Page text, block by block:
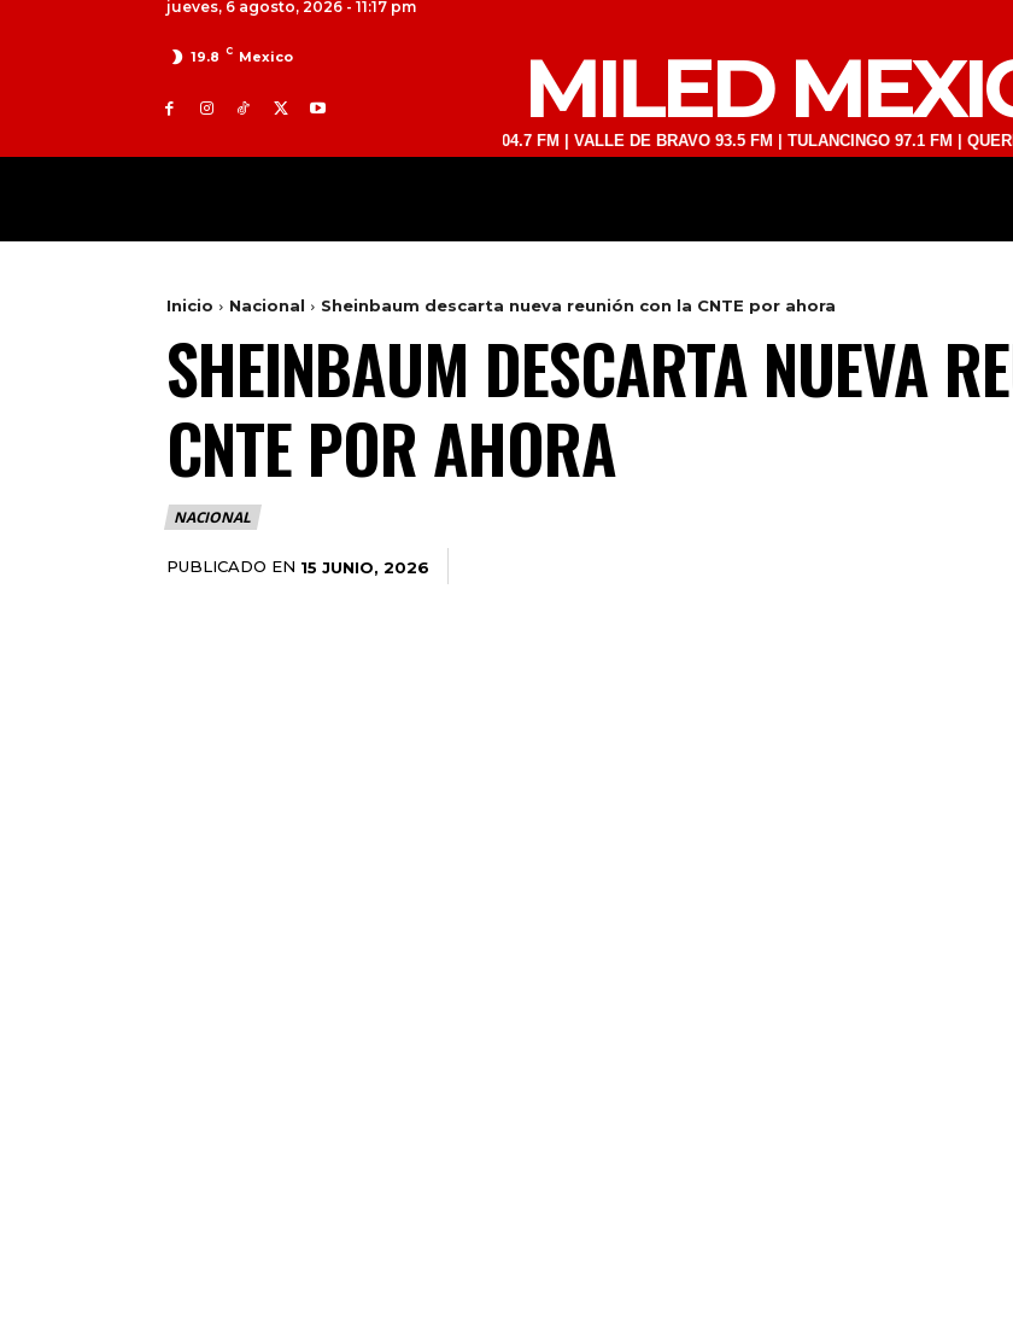
jueves, 6 agosto, 2026 - 11:17 pm
19.8 C Mexico MILED
TOLUCA 98.9 FM | ATLACOMULCO 104.7 FM | VALLE DE BRAVO 93.5 FM | TULANCINGO 97.1 FM |
Inicio Nacional Sheinbaum descarta nueva reunión con la CNTE por ahora
SHEINBAUM DESCARTA NUEVA
CNTE POR AHORA
NACIONAL
PUBLICADO EN 15 JUNIO, 2026